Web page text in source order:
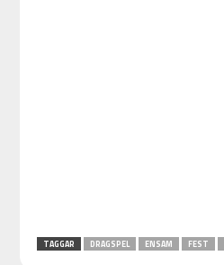
TAGGAR DRAGSPEL ENSAM FEST